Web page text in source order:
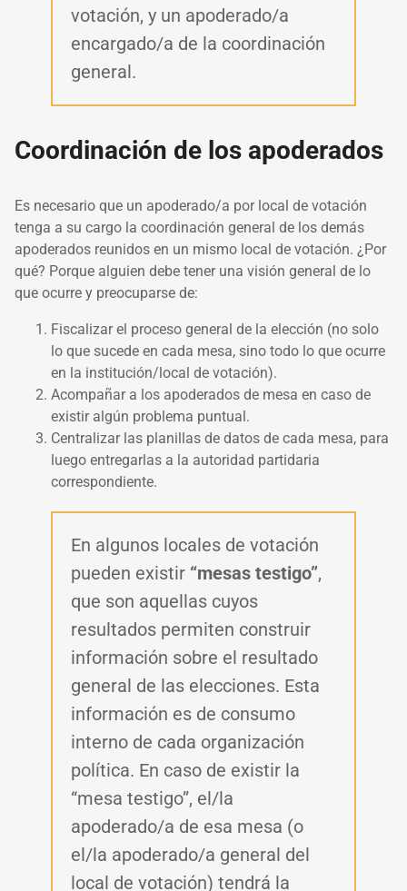
votación, y un apoderado/a
encargado/a de la coordinación
general.
Coordinación de los apoderados
Es necesario que un apoderado/a por local de votación
tenga a su cargo la coordinación general de los demás
apoderados reunidos en un mismo local de votación. ¿Por
qué? Porque alguien debe tener una visión general de lo
que ocurre y preocuparse de:
Fiscalizar el proceso general de la elección (no solo
lo que sucede en cada mesa, sino todo lo que ocurre
en la institución/local de votación).
Acompañar a los apoderados de mesa en caso de
existir algún problema puntual.
Centralizar las planillas de datos de cada mesa, para
luego entregarlas a la autoridad partidaria
correspondiente.
En algunos locales de votación
pueden existir “mesas testigo”,
que son aquellas cuyos
resultados permiten construir
información sobre el resultado
general de las elecciones. Esta
información es de consumo
interno de cada organización
política. En caso de existir la
“mesa testigo”, el/la
apoderado/a de esa mesa (o
el/la apoderado/a general del
local de votación) tendrá la